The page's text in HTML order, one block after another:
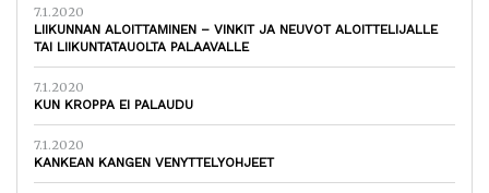
7.1.2020
LIIKUNNAN ALOITTAMINEN – VINKIT JA NEUVOT ALOITTELIJALLE
TAI LIIKUNTATAUOLTA PALAAVALLE
7.1.2020
KUN KROPPA EI PALAUDU
7.1.2020
KANKEAN KANGEN VENYTTELYOHJEET